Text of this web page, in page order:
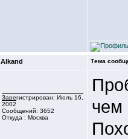
Alkand Тема
Зарегистрирован: Июль 16,
2002
Сообщений: 3652
Откуда : Москва
чем